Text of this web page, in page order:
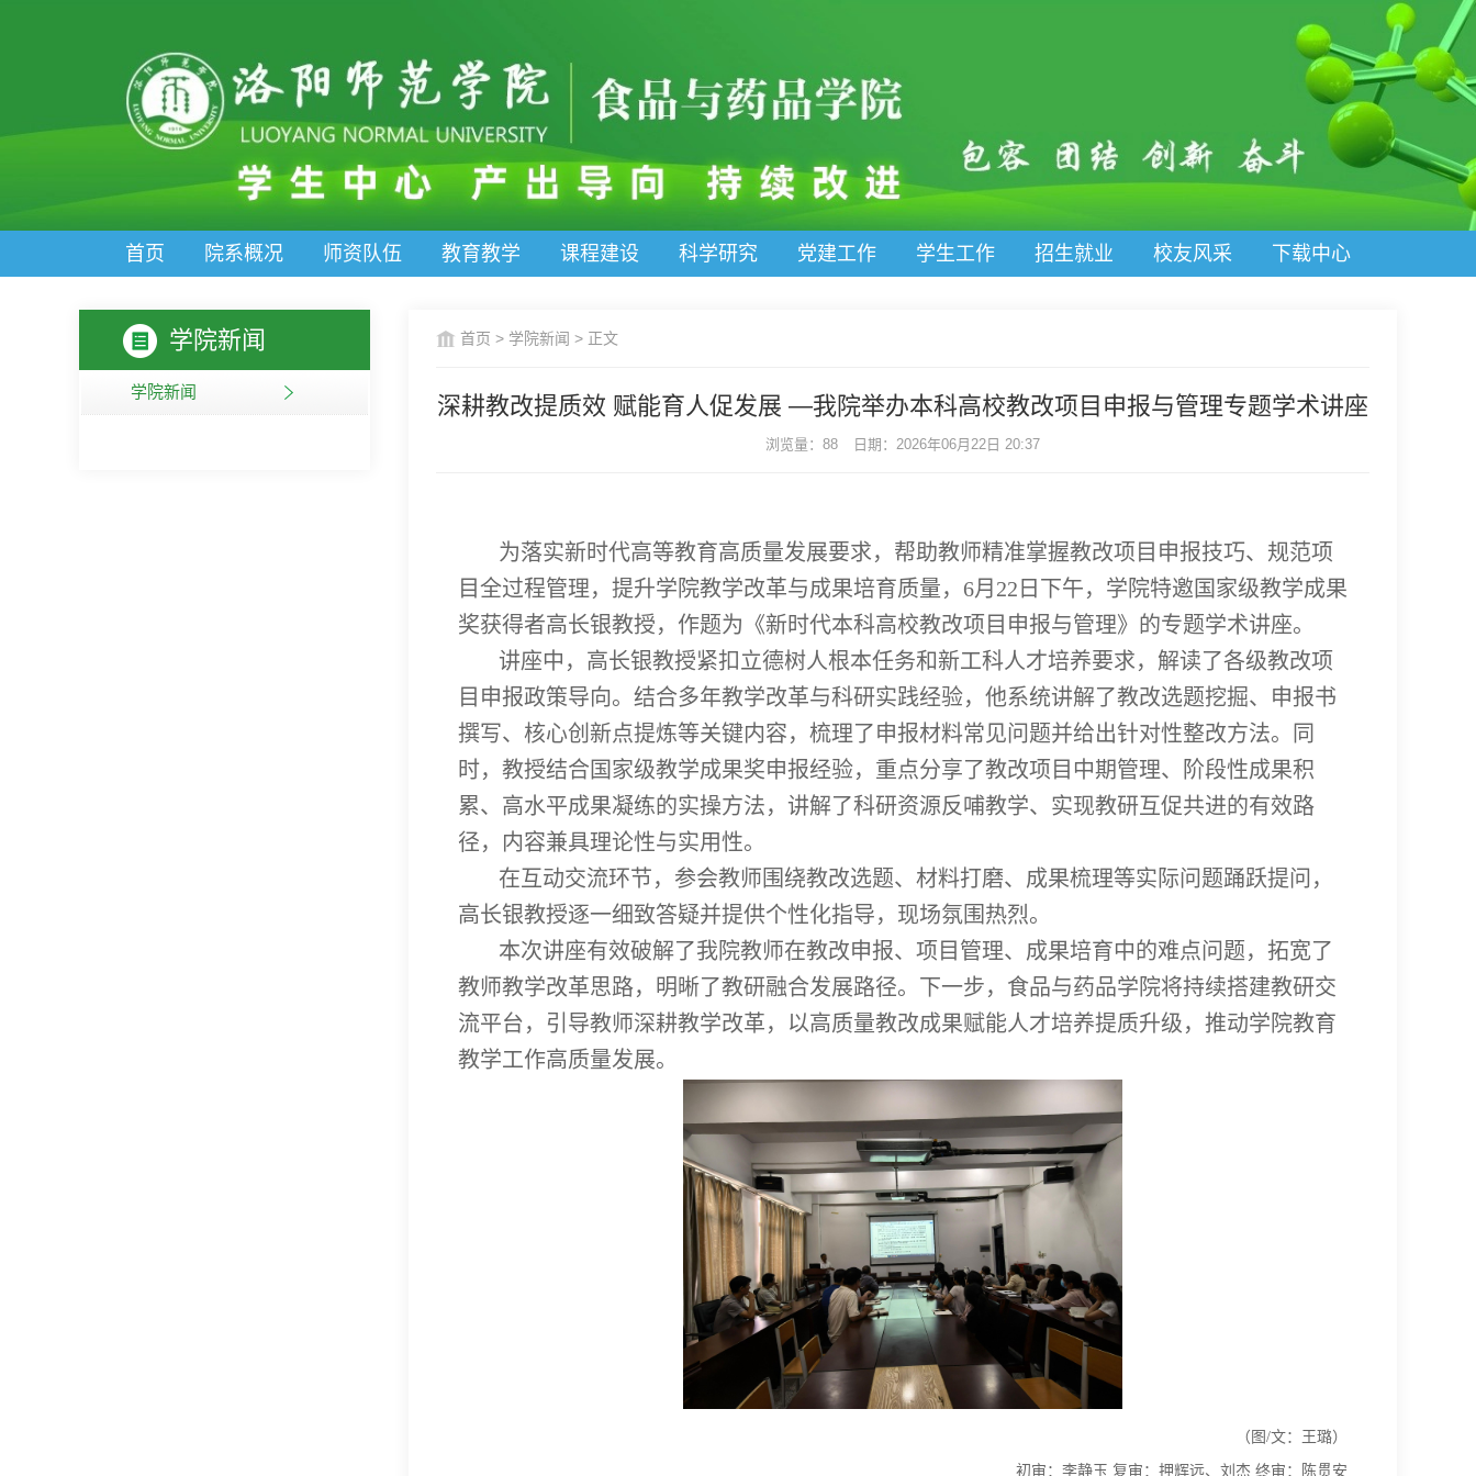
首页 院系概况 师资队伍 教育教学 课程建设 科学研究 党建工作 学生工作 招生就业 校友风采 下载中心
学院新闻
学院新闻
首页 > 学院新闻 > 正文
深耕教改提质效 赋能育人促发展 —我院举办本科高校教改项目申报与管理专题学术讲座
浏览量：88 日期：2026年06月22日 20:37
为落实新时代高等教育高质量发展要求，帮助教师精准掌握教改项目申报技巧、规范项
目全过程管理，提升学院教学改革与成果培育质量，6月22日下午，学院特邀国家级教学成果
奖获得者高长银教授，作题为《新时代本科高校教改项目申报与管理》的专题学术讲座。
讲座中，高长银教授紧扣立德树人根本任务和新工科人才培养要求，解读了各级教改项
目申报政策导向。结合多年教学改革与科研实践经验，他系统讲解了教改选题挖掘、申报书
撰写、核心创新点提炼等关键内容，梳理了申报材料常见问题并给出针对性整改方法。同
时，教授结合国家级教学成果奖申报经验，重点分享了教改项目中期管理、阶段性成果积
累、高水平成果凝练的实操方法，讲解了科研资源反哺教学、实现教研互促共进的有效路
径，内容兼具理论性与实用性。
在互动交流环节，参会教师围绕教改选题、材料打磨、成果梳理等实际问题踊跃提问，
高长银教授逐一细致答疑并提供个性化指导，现场氛围热烈。
本次讲座有效破解了我院教师在教改申报、项目管理、成果培育中的难点问题，拓宽了
教师教学改革思路，明晰了教研融合发展路径。下一步，食品与药品学院将持续搭建教研交
流平台，引导教师深耕教学改革，以高质量教改成果赋能人才培养提质升级，推动学院教育
教学工作高质量发展。
（图/文：王璐）
初审：李静玉 复审：押辉远、刘杰 终审：陈贯安